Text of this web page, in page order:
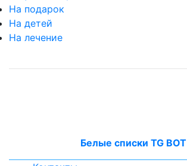
На подарок
На детей
На лечение
Белые списки TG BOT